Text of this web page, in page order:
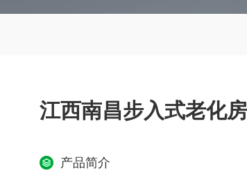
江西南昌步入式老化房
产品简介